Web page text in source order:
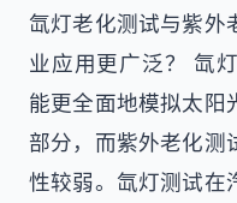
氙灯老化测试与紫外
业应用更广泛？ 氙
能更全面地模拟太阳
部分，而紫外老化测
性较弱。氙灯测试在